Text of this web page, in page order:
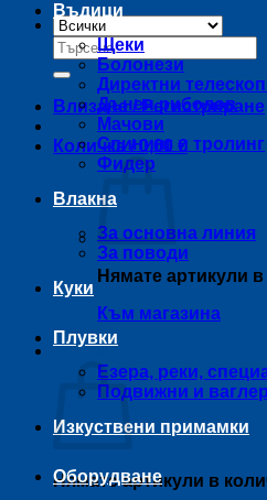
Търсене
за:
Влизане / Регистриране
Количка /0,00 €
Нямате артикули в
Към магазина
Количка
Нямате артикули в
Въдици
Щеки
Болонези
Директни
Дънен риболов
Мачови
Спининг и тролинг
Фидер
Влакна
За основна линия
За поводи
Куки
Плувки
Езера, реки,
Подвижни и
Изкуствени примамки
Оборудване